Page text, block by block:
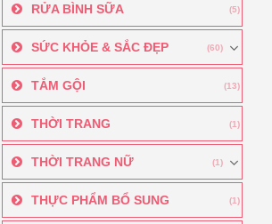
RỬA BÌNH SỮA (5)
SỨC KHỎE & SẮC ĐẸP (60)
TẮM GỘI (13)
THỜI TRANG (1)
THỜI TRANG NỮ (1)
THỰC PHẨM BỔ SUNG (1)